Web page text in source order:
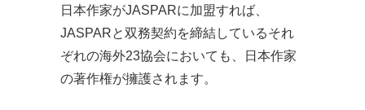
日本作家がJASPARに加盟すれば、
JASPARと双務契約を締結しているそれ
ぞれの海外23協会においても、日本作家
の著作権が擁護されます。